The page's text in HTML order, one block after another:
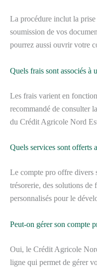
La procédure inclut la prise
soumission de vos
pourrez aussi ouvrir votre
Quels frais sont associés à
Les frais varient en
recommandé de consulter
du Crédit Agricole Nord
Quels services sont offerts
Le compte pro offre divers
trésorerie, des solutions de
personnalisés pour le
Peut-on gérer son compte
Oui, le Crédit Agricole
ligne qui permet de gérer